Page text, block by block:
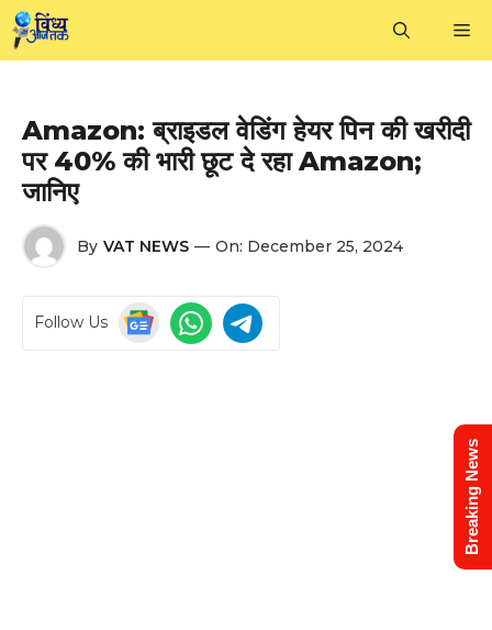
Skip
to
Amazon: ब्राइडल वेडिंग हेयर पिन की खरीदी
पर 40% की भारी छूट दे रहा Amazon;
जानिए
By VAT NEWS — On: December 25, 2024
Follow Us
Breaking News